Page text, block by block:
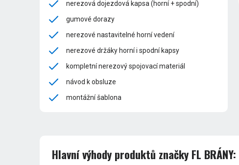
nerezová dojezdová kapsa (horní + spodní)
gumové dorazy
nerezové nastavitelné horní vedení
nerezové držáky horní i spodní kapsy
kompletní nerezový spojovací materiál
návod k obsluze
montážní šablona
Hlavní výhody produktů značky FL BRÁNY: